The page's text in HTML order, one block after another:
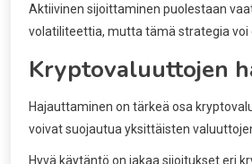
Aktiivinen sijoittaminen puolestaan
volatiliteettia, mutta tämä strategia voi
Kryptovaluuttojen
Hajauttaminen on tärkeä osa
voivat suojautua yksittäisten
Hyvä käytäntö on jakaa sijoitukset eri